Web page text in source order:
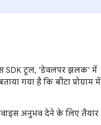
SDK टूल, 'डेवलपर झलक' में
गया है कि बीटा प्रोग्राम में
अनुभव देने के लिए तैयार